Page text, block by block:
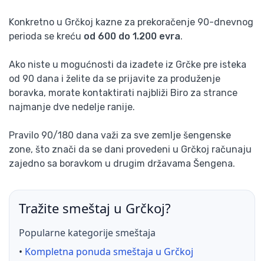
Konkretno u Grčkoj kazne za prekoračenje 90-dnevnog
perioda se kreću od 600 do 1.200 evra.
Ako niste u mogućnosti da izađete iz Grčke pre isteka
od 90 dana i želite da se prijavite za produženje
boravka, morate kontaktirati najbliži Biro za strance
najmanje dve nedelje ranije.
Pravilo 90/180 dana važi za sve zemlje šengenske
zone, što znači da se dani provedeni u Grčkoj računaju
zajedno sa boravkom u drugim državama Šengena.
Tražite smeštaj u Grčkoj?
Popularne kategorije smeštaja
• Kompletna ponuda smeštaja u Grčkoj